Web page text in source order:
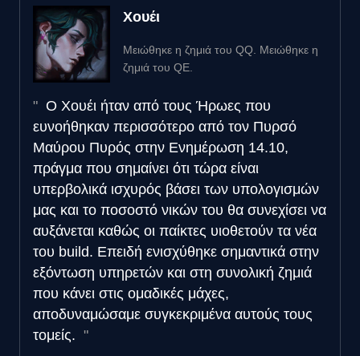
Χουέι
Μειώθηκε η ζημιά του QQ. Μειώθηκε η
ζημιά του QΕ.
Ο Χουέι ήταν από τους Ήρωες που
ευνοήθηκαν περισσότερο από τον Πυρσό
Μαύρου Πυρός στην Ενημέρωση 14.10,
πράγμα που σημαίνει ότι τώρα είναι
υπερβολικά ισχυρός βάσει των υπολογισμών
μας και το ποσοστό νικών του θα συνεχίσει να
αυξάνεται καθώς οι παίκτες υιοθετούν τα νέα
του build. Επειδή ενισχύθηκε σημαντικά στην
εξόντωση υπηρετών και στη συνολική ζημιά
που κάνει στις ομαδικές μάχες,
αποδυναμώσαμε συγκεκριμένα αυτούς τους
τομείς.